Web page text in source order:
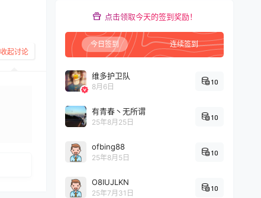
收起讨论
点击领取今天的签到奖励！
今日签到 连续签到
维多护卫队
8月6日
10
有青春丶无所谓
25年8月25日
10
ofbing88
25年8月5日
10
O8IUJLKN
25年7月31日
10